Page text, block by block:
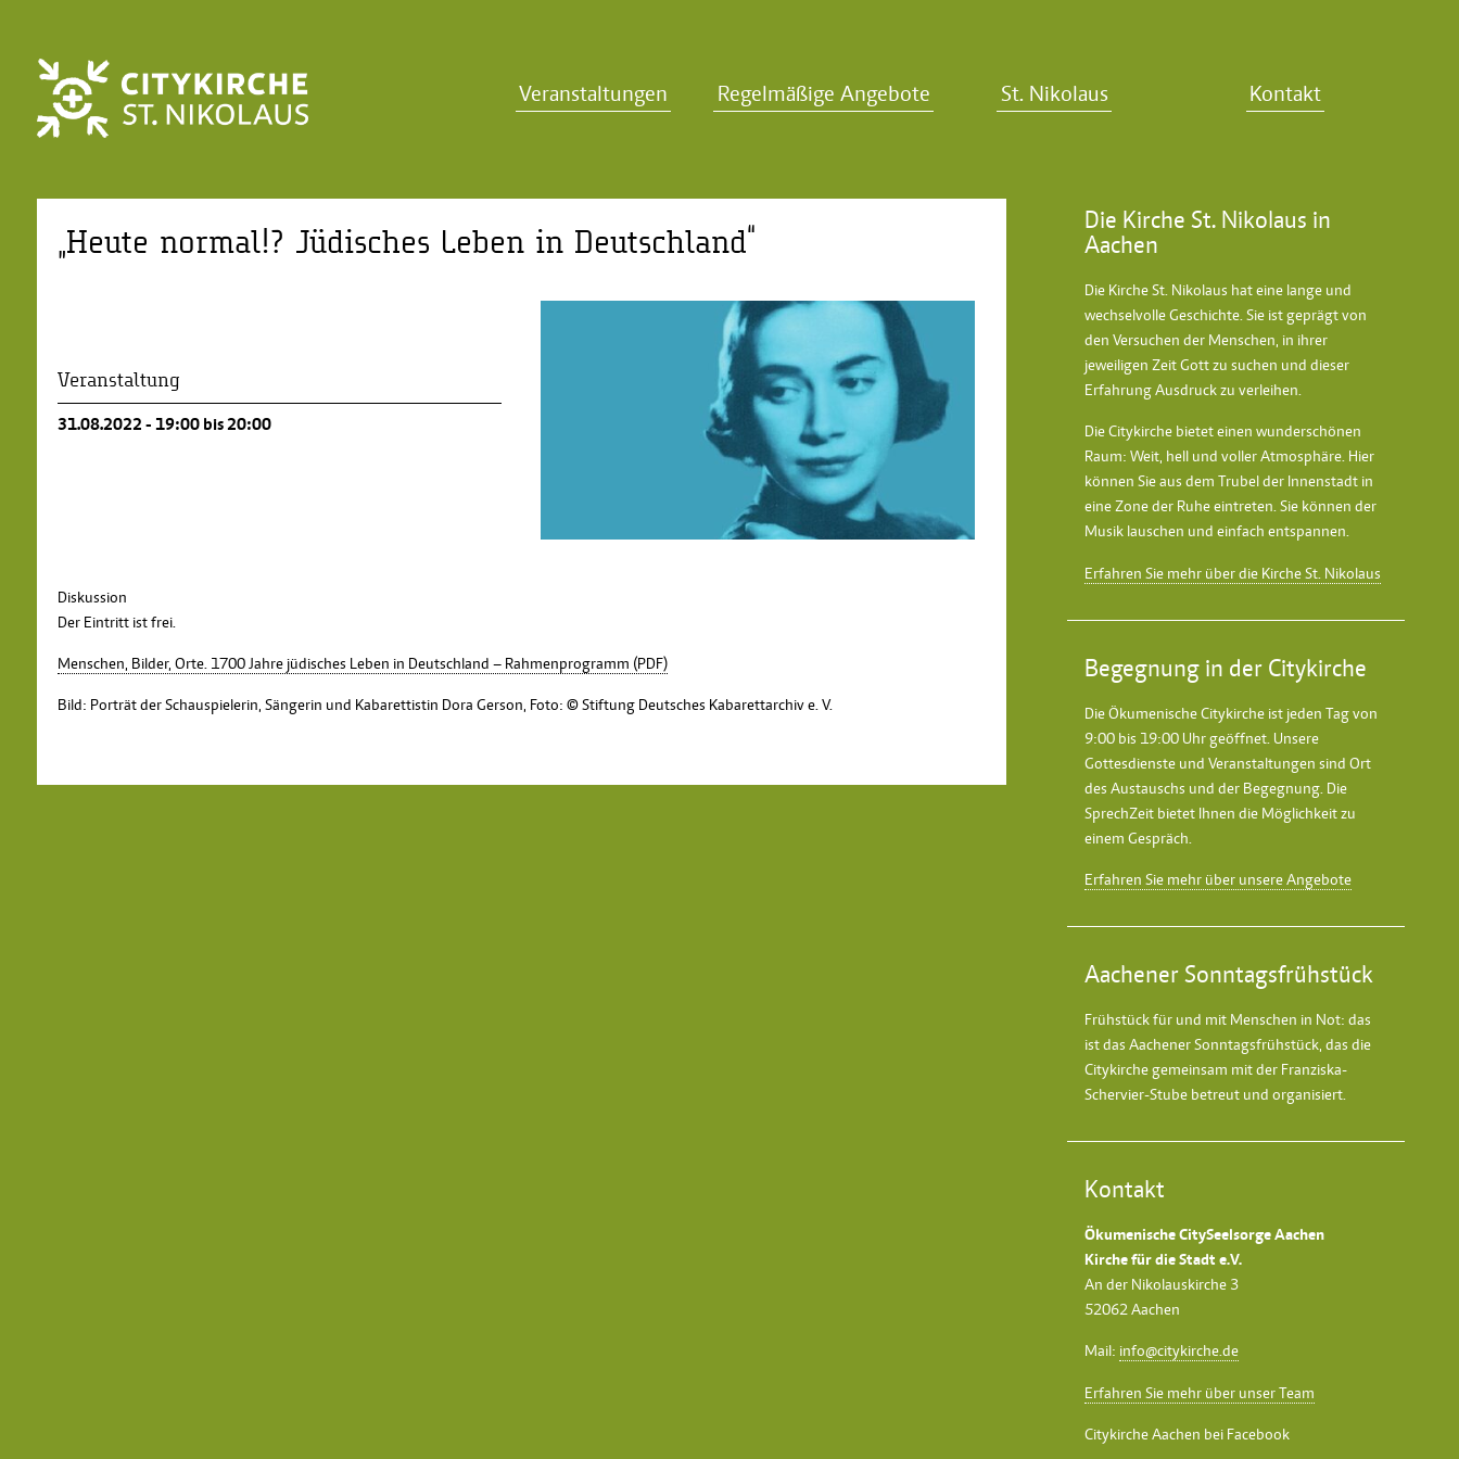
Veranstaltungen Regelmäßige Angebote St. Nikolaus Kontakt
„Heute normal!? Jüdisches Leben in Deutschland“
Veranstaltung
31.08.2022 - 19:00 bis 20:00
Diskussion
Der Eintritt ist frei.
Menschen, Bilder, Orte. 1700 Jahre jüdisches Leben in Deutschland – Rahmenprogramm (PDF)
Bild: Porträt der Schauspielerin, Sängerin und Kabarettistin Dora Gerson, Foto: © Stiftung Deutsches Kabarettarchiv e. V.
Die Kirche St. Nikolaus in
Aachen
Die Kirche St. Nikolaus hat eine lange und
wechselvolle Geschichte. Sie ist geprägt von
den Versuchen der Menschen, in ihrer
jeweiligen Zeit Gott zu suchen und dieser
Erfahrung Ausdruck zu verleihen.
Die Citykirche bietet einen wunderschönen
Raum: Weit, hell und voller Atmosphäre. Hier
können Sie aus dem Trubel der Innenstadt in
eine Zone der Ruhe eintreten. Sie können der
Musik lauschen und einfach entspannen.
Erfahren Sie mehr über die Kirche St. Nikolaus
Begegnung in der Citykirche
Die Ökumenische Citykirche ist jeden Tag von
9:00 bis 19:00 Uhr geöffnet. Unsere
Gottesdienste und Veranstaltungen sind Ort
des Austauschs und der Begegnung. Die
SprechZeit bietet Ihnen die Möglichkeit zu
einem Gespräch.
Erfahren Sie mehr über unsere Angebote
Aachener Sonntagsfrühstück
Frühstück für und mit Menschen in Not: das
ist dasAachener Sonntagsfrühstück, das die
Citykirche gemeinsam mit der Franziska-
Schervier-Stube betreut und organisiert.
Kontakt
Ökumenische CitySeelsorge Aachen
Kirche für die Stadt e.V.
An der Nikolauskirche 3
52062 Aachen
Mail: info@citykirche.de
Erfahren Sie mehr über unser Team
Citykirche Aachen bei Facebook